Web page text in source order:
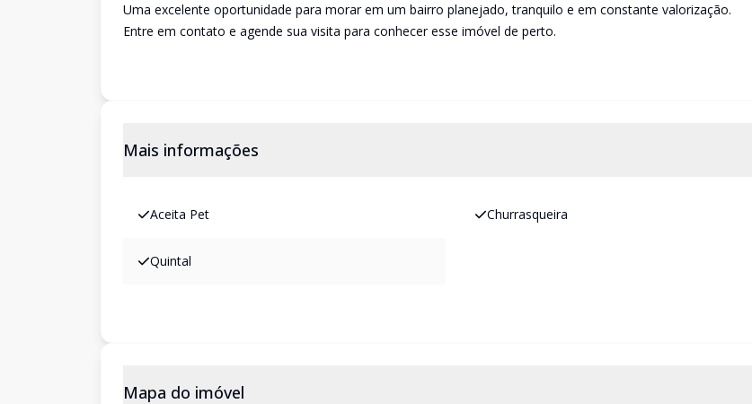
Uma excelente oportunidade para morar em um bairro planejado, tranquilo e em constante valorização.
Entre em contato e agende sua visita para conhecer esse imóvel de perto.
Mais informações
Aceita Pet Churrasqueira
Quintal
Mapa do imóvel